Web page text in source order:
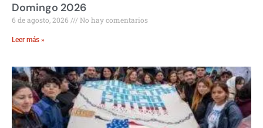
Domingo 2026
6 de agosto, 2026 No hay comentarios
Leer más »